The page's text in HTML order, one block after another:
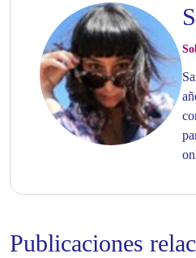
Publicaciones